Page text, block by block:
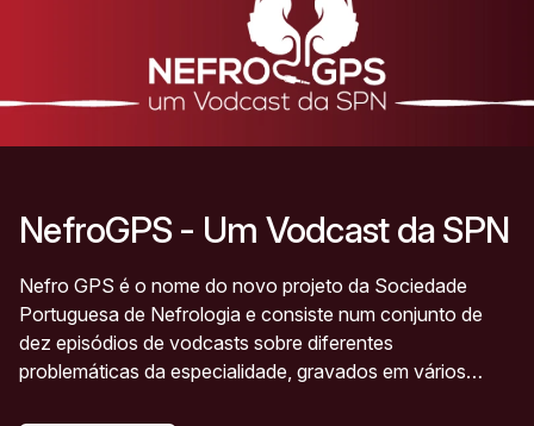
NefroGPS - Um Vodcast da SPN
Nefro GPS é o nome do novo projeto da Sociedade
Portuguesa de Nefrologia e consiste num conjunto de
dez episódios de vodcasts sobre diferentes
problemáticas da especialidade, gravados em vários